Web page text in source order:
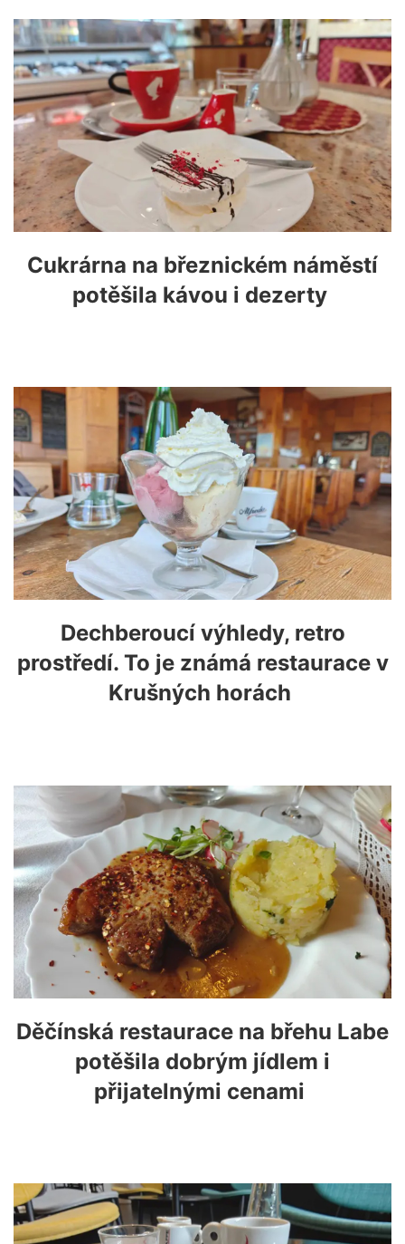
Cukrárna na březnickém náměstí
potěšila kávou i dezerty
Dechberoucí výhledy, retro
prostředí. To je známá restaurace v
Krušných horách
Děčínská restaurace na břehu Labe
potěšila dobrým jídlem i
přijatelnými cenami